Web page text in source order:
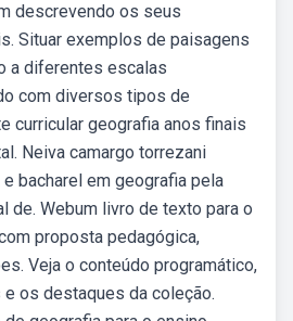
descrevendo os seus
Situar exemplos de paisagens
a diferentes escalas
com diversos tipos de
curricular geografia anos finais
Neiva camargo torrezani
bacharel em geografia pela
de. Webum livro de texto para o
proposta pedagógica,
Veja o conteúdo programático,
os destaques da coleção.